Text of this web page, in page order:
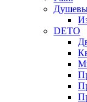
DETO